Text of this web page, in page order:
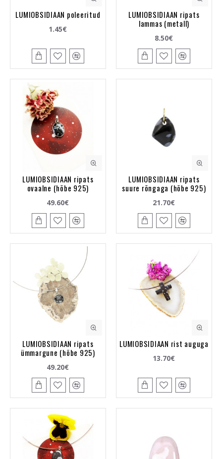
LUMIOBSIDIAAN poleeritud
1.45€
LUMIOBSIDIAAN ripats
lammas (metall)
8.50€
LUMIOBSIDIAAN ripats
ovaalne (hõbe 925)
49.60€
LUMIOBSIDIAAN ripats
suure rõngaga (hõbe 925)
21.70€
LUMIOBSIDIAAN ripats
ümmargune (hõbe 925)
49.20€
LUMIOBSIDIAAN rist auguga
13.70€